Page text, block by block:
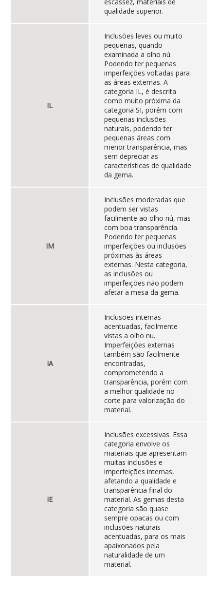
qualidade superior.
IL
Inclusões leves ou muito
pequenas, quando
examinada a olho nú.
Podendo ter pequenas
imperfeições voltadas para
as áreas externas. A
categoria IL, é descrita
como muito próxima da
categoria SI, porém com
pequenas inclusões
naturais, podendo ter
pequenas áreas com
menor transparência, mas
sem depreciar as
características de qualidade
da gema.
IM
Inclusões moderadas que
podem ser vistas
facilmente ao olho nú, mas
com boa transparência.
Podendo ter pequenas
imperfeições ou inclusões
próximas às áreas
externas. Nesta categoria,
as inclusões ou
imperfeições não podem
afetar a mesa da gema.
IA
Inclusões internas
acentuadas, facilmente
vistas a olho nu.
Imperfeições externas
também são facilmente
encontradas,
comprometendo a
transparência, porém com
a melhor qualidade no
corte para valorização do
material.
IE
Inclusões excessivas. Essa
categoria envolve os
materiais que apresentam
muitas inclusões e
imperfeições internas,
afetando a qualidade e
transparência final do
material. As gemas desta
categoria são quase
sempre opacas ou com
inclusões naturais
acentuadas, para os mais
apaixonados pela
naturalidade de um
material.